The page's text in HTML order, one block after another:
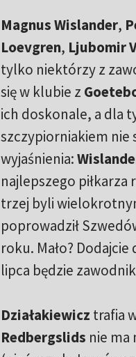
Magnus Wislander,
Loevgren, Ljubomir
tylko niektórzy z
się w klubie z
ich doskonale, a dla
szczypiorniakiem nie
wyjaśnienia:
najlepszego
trzej byli
poprowadził
roku. Mało? Dodajcie
lipca będzie
Działakiewicz trafia
Redbergslids nie ma